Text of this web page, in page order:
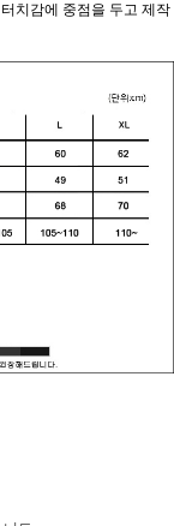
치감에 중점을 두고 제작